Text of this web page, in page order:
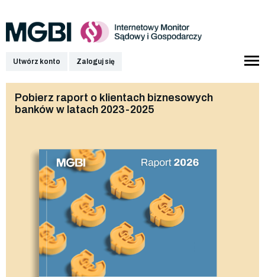
Utwórz konto Zaloguj się
Pobierz raport o klientach biznesowych
banków w latach 2023-2025